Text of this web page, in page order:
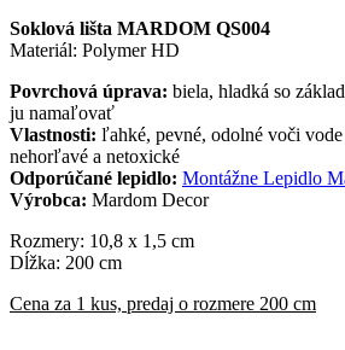
Soklová lišta MARDOM QS004
Materiál: Polymer HD
Povrchová úprava: biela, hladká so
ju namaľovať
Vlastnosti: ľahké, pevné, odolné voči
nehorľavé a netoxické
Odporúčané lepidlo: Montážne Lepidlo
Výrobca: Mardom Decor
Rozmery: 10,8 x 1,5 cm
Dĺžka: 200 cm
Cena za 1 kus, predaj o rozmere 200 cm